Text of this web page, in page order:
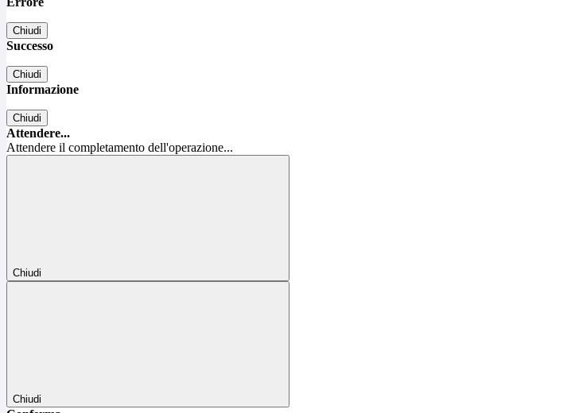
Chiudi
Successo
Chiudi
Informazione
Chiudi
Attendere...
Attendere il completamento dell'operazione...
Chiudi
Chiudi